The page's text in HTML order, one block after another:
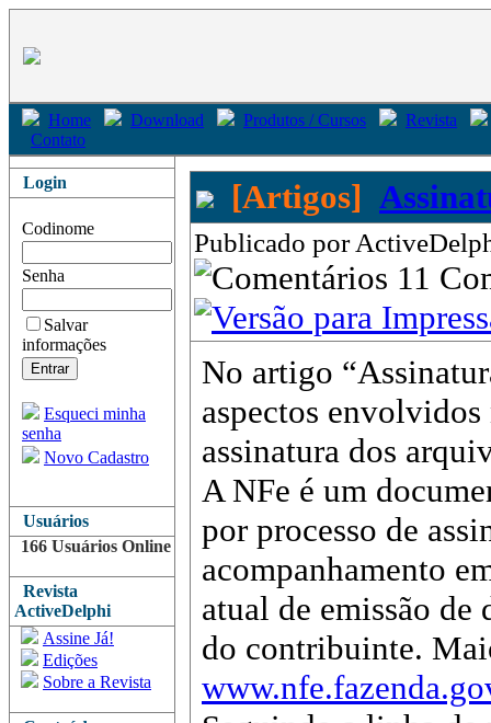
Home Download Produtos / Cursos
Revista
Contato
Login
Codinome
Senha
Salvar
informações
Esqueci minha
senha
Novo Cadastro
Usuários
166 Usuários Online
Revista
ActiveDelphi
Assine Já!
Edições
Sobre a Revista
[Artigos]
Publicado por
11
No artigo
aspectos
assinatura dos
A NFe é um
por processo de
acompanhamento
atual de emissão
do contribuinte.